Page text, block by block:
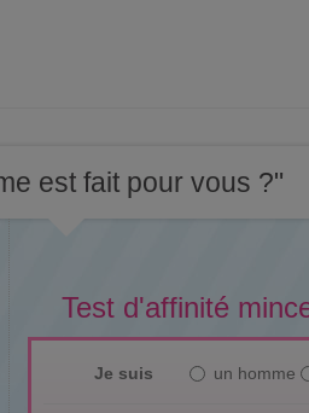
est fait pour vous ?"
Test d'affinité
Je suis un homme